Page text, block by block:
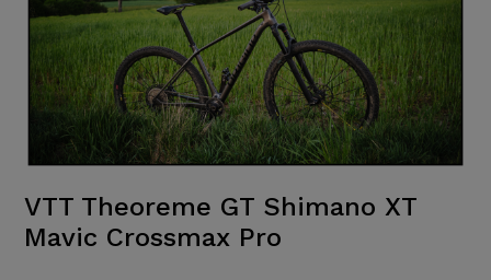
VTT Theoreme GT Shimano XT
Mavic Crossmax Pro